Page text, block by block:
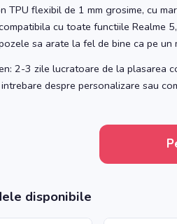
TPU flexibil de 1 mm grosime, cu
cu toate functiile Realme
sa arate la fel de bine ca pe
2-3 zile lucratoare de la plasarea
despre personalizare sau
disponibile